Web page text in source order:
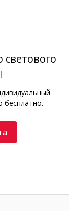
светового
бесплатно.